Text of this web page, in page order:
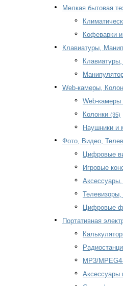
Мелкая бытовая
Кофеварки
Клавиатуры,
Web-камеры,
Web-камеры
Колонки (35)
Наушники и
Фото, Видео,
Цифровые
Игровые
Телевизоры,
Цифровые
Портативная
MP3/
Аксессуары